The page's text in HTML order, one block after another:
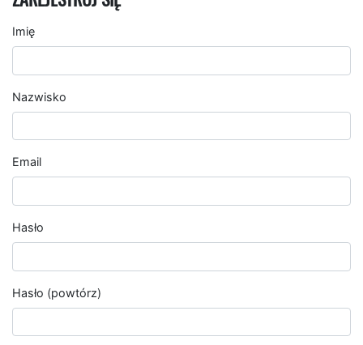
Imię
Nazwisko
Email
Hasło
Hasło (powtórz)